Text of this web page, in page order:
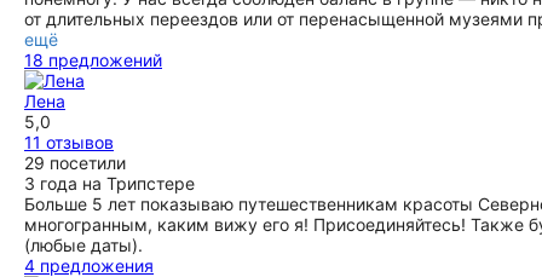
от длительных переездов или от перенасыщенной музеями
ещё
18 предложений
Лена
5,0
11 отзывов
29 посетили
3 года на Трипстере
Больше 5 лет показываю путешественникам красоты
многогранным, каким вижу его я! Присоединяйтесь! Также
(любые даты).
4 предложения